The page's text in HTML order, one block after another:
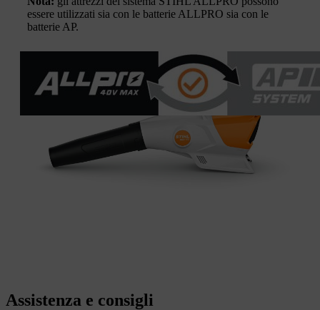
essere utilizzati sia con le batterie ALLPRO sia con le
batterie AP.
Assistenza e consigli